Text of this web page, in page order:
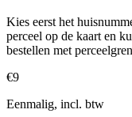
Kies eerst het
perceel op de kaart en
bestellen met
€9
Eenmalig, incl. btw